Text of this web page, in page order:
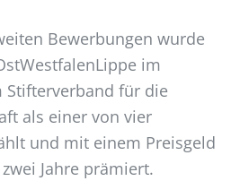
Bewerbungen wurde
im
Stifterverband für die
als einer von vier
und mit einem Preisgeld
Jahre prämiert.